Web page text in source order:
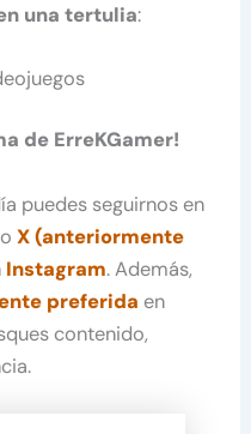
una tertulia:
de ErreKGamer!
puedes seguirnos en
X (anteriormente
Instagram. Además,
preferida en
contenido,